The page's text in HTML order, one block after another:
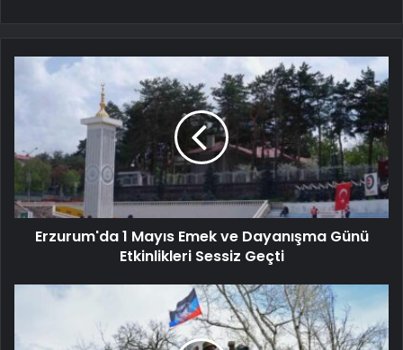
Erzurum'da 1 Mayıs Emek ve Dayanışma Günü
Etkinlikleri Sessiz Geçti